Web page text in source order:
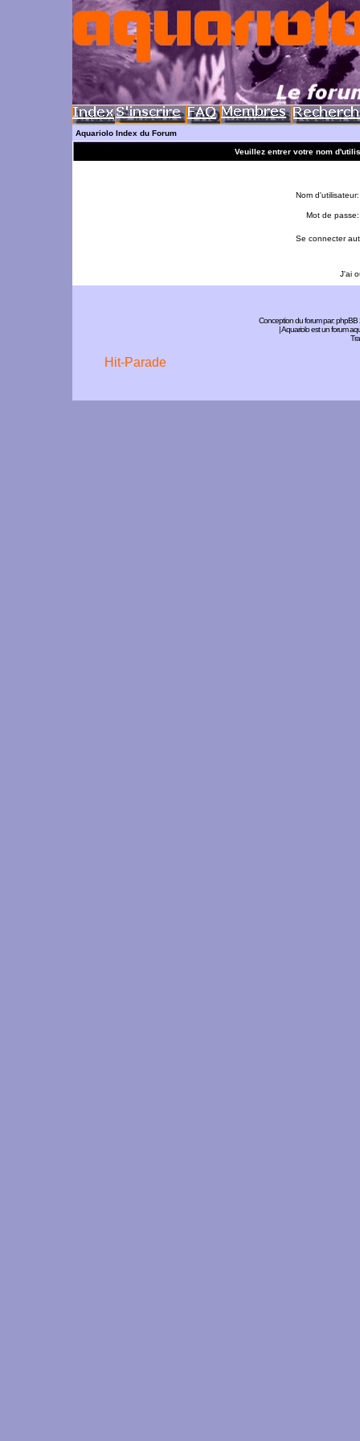
Aquariolo Index du Forum
Veuillez entrer votre nom
Nom d'utilisateur:
Mot de passe:
Se connecter
J'ai
Conception du forum par:phpBB
| Aquariolo est un forum